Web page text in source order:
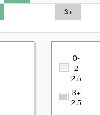
3+
0-
2
2.5
3+
2.5